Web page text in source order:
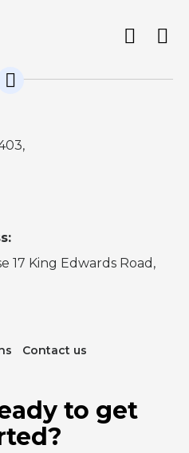
17 King Edwards Road,
Contact us
to get